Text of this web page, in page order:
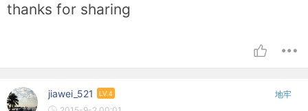
thanks for sharing
jiawei_521 LV.4 地牢